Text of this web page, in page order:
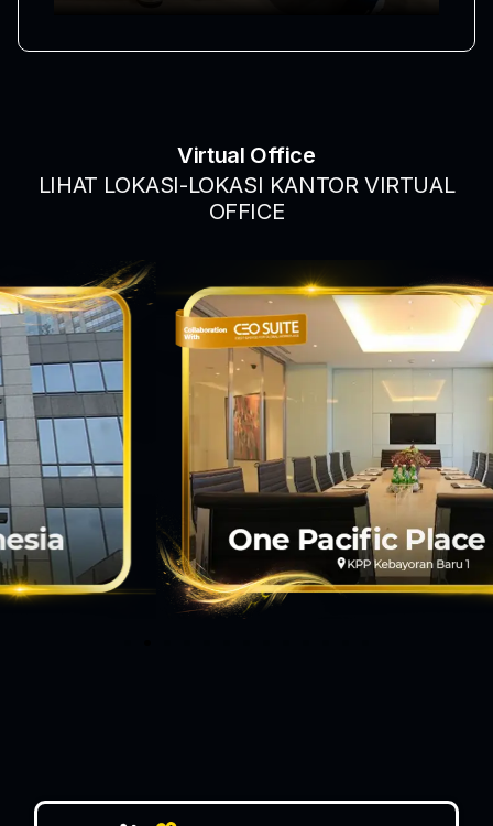
Virtual Office
LIHAT LOKASI-LOKASI KANTOR VIRTUAL
OFFICE